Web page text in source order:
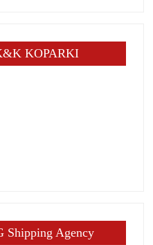
KOPARKI
Shipping Agency